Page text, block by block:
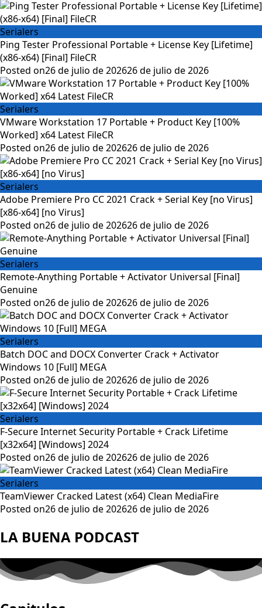
Serialers
Ping Tester Professional Portable + License Key [Lifetime]
(x86-x64) [Final] FileCR
Posted on26 de julio de 202626 de julio de 2026
Serialers
VMware Workstation 17 Portable + Product Key [100%
Worked] x64 Latest FileCR
Posted on26 de julio de 202626 de julio de 2026
Serialers
Adobe Premiere Pro CC 2021 Crack + Serial Key [no Virus]
[x86-x64] [no Virus]
Posted on26 de julio de 202626 de julio de 2026
Serialers
Remote-Anything Portable + Activator Universal [Final]
Genuine
Posted on26 de julio de 202626 de julio de 2026
Serialers
Batch DOC and DOCX Converter Crack + Activator
Windows 10 [Full] MEGA
Posted on26 de julio de 202626 de julio de 2026
Serialers
F-Secure Internet Security Portable + Crack Lifetime
[x32x64] [Windows] 2024
Posted on26 de julio de 202626 de julio de 2026
Serialers
TeamViewer Cracked Latest (x64) Clean MediaFire
Posted on26 de julio de 202626 de julio de 2026
LA BUENA PODCAST